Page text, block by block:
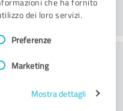
che ha fornito
dei loro servizi.
Preferenze
Marketing
Mostra dettagli